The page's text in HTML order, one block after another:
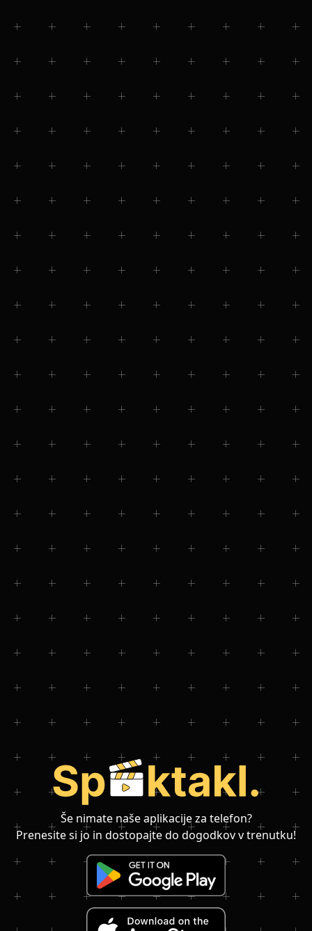
Še nimate naše aplikacije za telefon?
Prenesite si jo in dostopajte do dogodkov v trenutku!